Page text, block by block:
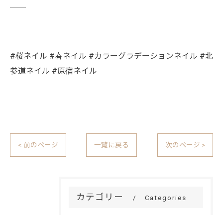
#桜ネイル #春ネイル #カラーグラデーションネイル #北
参道ネイル #原宿ネイル
< 前のページ 一覧に戻る 次のページ >
カテゴリー Categories